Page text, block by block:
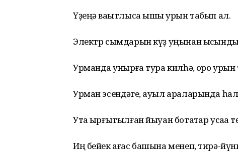
Үҙеңә ваҡытлыса ышыҡ урын табып ал.
Электр сымдарын күҙ уңынан
Урманда ҡунырға тура килһә, ҡоро урын
Урман эсендәге, ауыл араларында
Утҡа ырғытылған йыуан ботаҡтар
Иң бейек ағас башына менеп, тирә-